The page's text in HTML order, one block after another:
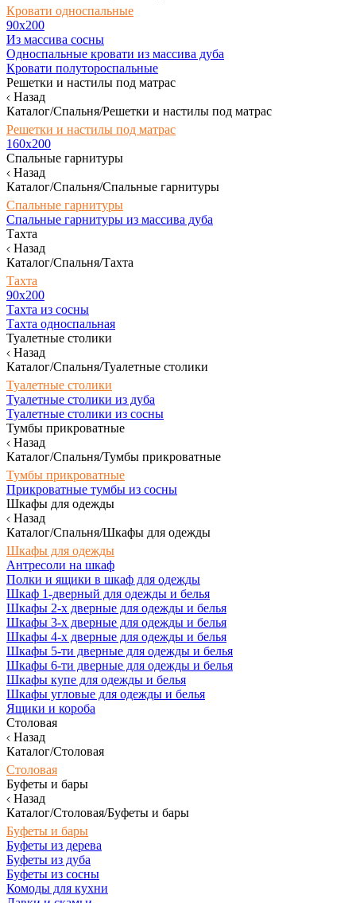
Кровати односпальные
90х200
Из массива сосны
Односпальные кровати из массива дуба
Кровати полутороспальные
Решетки и настилы под матрас
Назад
Каталог/Спальня/Решетки и настилы под матрас
Решетки и настилы под матрас
160х200
Спальные гарнитуры
Назад
Каталог/Спальня/Спальные гарнитуры
Спальные гарнитуры
Спальные гарнитуры из массива дуба
Тахта
Назад
Каталог/Спальня/Тахта
Тахта
90х200
Тахта из сосны
Тахта односпальная
Туалетные столики
Назад
Каталог/Спальня/Туалетные столики
Туалетные столики
Туалетные столики из дуба
Туалетные столики из сосны
Тумбы прикроватные
Назад
Каталог/Спальня/Тумбы прикроватные
Тумбы прикроватные
Прикроватные тумбы из сосны
Шкафы для одежды
Назад
Каталог/Спальня/Шкафы для одежды
Шкафы для одежды
Антресоли на шкаф
Полки и ящики в шкаф для одежды
Шкаф 1-дверный для одежды и белья
Шкафы 2-х дверные для одежды и белья
Шкафы 3-х дверные для одежды и белья
Шкафы 4-х дверные для одежды и белья
Шкафы 5-ти дверные для одежды и белья
Шкафы 6-ти дверные для одежды и белья
Шкафы купе для одежды и белья
Шкафы угловые для одежды и белья
Ящики и короба
Столовая
Назад
Каталог/Столовая
Столовая
Буфеты и бары
Назад
Каталог/Столовая/Буфеты и бары
Буфеты и бары
Буфеты из дерева
Буфеты из дуба
Буфеты из сосны
Комоды для кухни